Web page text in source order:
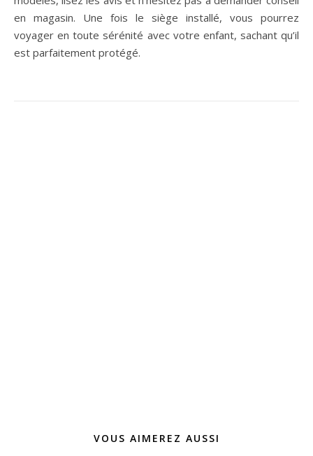
en magasin. Une fois le siège installé, vous pourrez
voyager en toute sérénité avec votre enfant, sachant qu’il
est parfaitement protégé.
VOUS AIMEREZ AUSSI